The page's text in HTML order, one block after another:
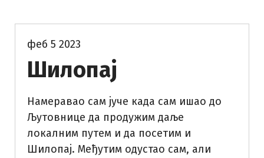
феб 5 2023
Шилопај
Намеравао сам јуче када сам ишао до
Љутовнице да продужим даље
локалним путем и да посетим и
Шилопај. Међутим одустао сам, али